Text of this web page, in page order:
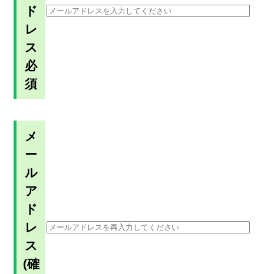
ド
レ
ス
必
須
メ
ー
ル
ア
ド
レ
ス
(確